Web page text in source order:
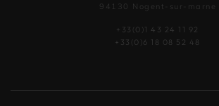
94130 Nogent-sur-marne
+33(0)1 43 24 11 92
+33(0)6 18 08 52 48